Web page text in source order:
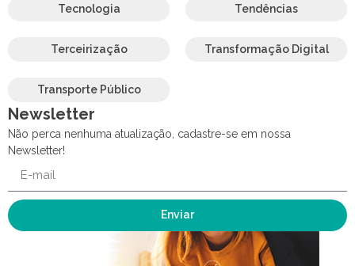
Tecnologia Tendências
Terceirização Transformação Digital
Transporte Público
Newsletter
Não perca nenhuma atualização, cadastre-se em nossa
Newsletter!
Enviar